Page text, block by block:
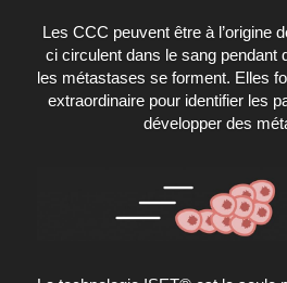
Les CCC peuvent être à l’origine
ci circulent dans le sang pendant
les métastases se forment. Elles
extraordinaire pour identifier les
développer des